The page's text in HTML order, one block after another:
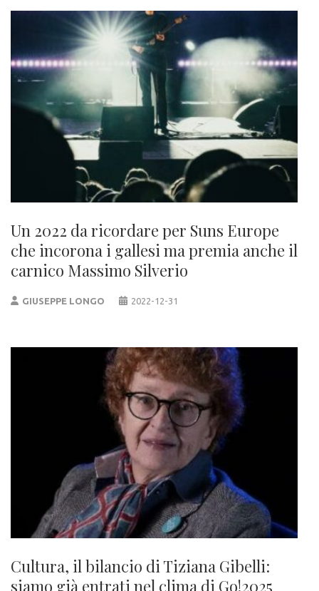
Un 2022 da ricordare per Suns Europe
che incorona i gallesi ma premia anche il
carnico Massimo Silverio
GIUSEPPE LONGO 2022-12-31
Cultura, il bilancio di Tiziana Gibelli:
siamo già entrati nel clima di Go!2025